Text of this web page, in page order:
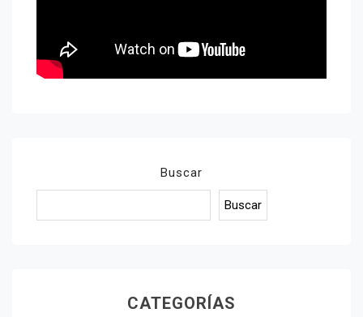
Buscar
Buscar
CATEGORÍAS